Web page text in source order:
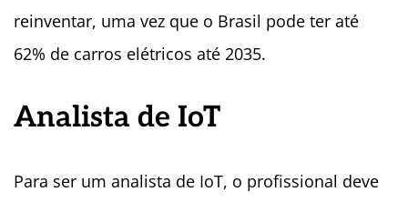
reinventar, uma vez que o Brasil pode ter até
62% de carros elétricos até 2035.
Analista de IoT
Para ser um analista de IoT, o profissional deve